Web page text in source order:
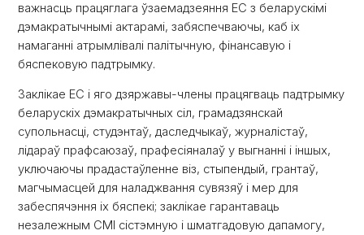
важнасць працяглага ўзаемадзеяння ЕС з беларускімі
дэмакратычнымі актарамі, забяспечваючы, каб іх
намаганні атрымлівалі палітычную, фінансавую і
бяспековую падтрымку.
Заклікае ЕС і яго дзяржавы-члены працягваць падтрымку
беларускіх дэмакратычных сіл, грамадзянскай
супольнасці, студэнтаў, даследчыкаў, журналістаў,
лідараў прафсаюзаў, прафесіяналаў у выгнанні і іншых,
уключаючы прадастаўленне віз, стыпендый, грантаў,
магчымасцей для наладжвання сувязяў і мер для
забеспячэння іх бяспекі; заклікае гарантаваць
незалежным СМІ сістэмную і шматгадовую дапамогу,